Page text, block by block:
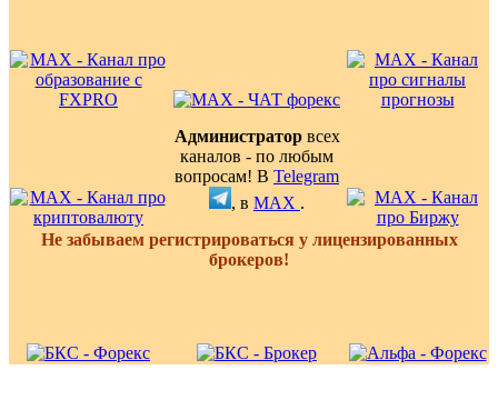
Администраторвсех
каналов - по любым
вопросам! В Telegram
, в MAX .
Не забываем регистрироваться у лицензированных
брокеров!